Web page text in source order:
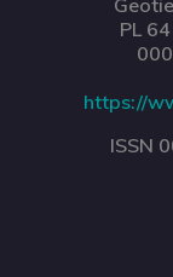
PL
https://
ISSN